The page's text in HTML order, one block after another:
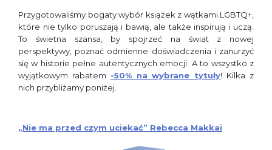
Przygotowaliśmy bogaty wybór książek z wątkami LGBTQ+,
które nie tylko poruszają i bawią, ale także inspirują i uczą.
To świetna szansa, by spojrzeć na świat z nowej
perspektywy, poznać odmienne doświadczenia i zanurzyć
się w historie pełne autentycznych emocji. A to wszystko z
wyjątkowym rabatem -50% na wybrane tytuły! Kilka z
nich przybliżamy poniżej.
„Nie ma przed czym uciekać” Rebecca Makkai